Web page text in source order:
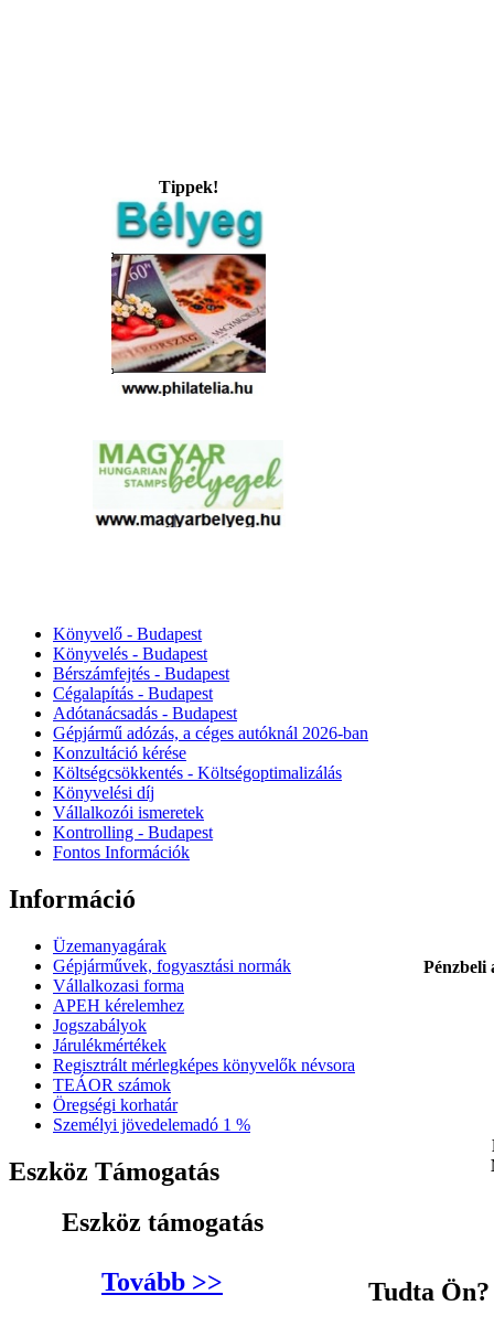
Tippek!
Könyvelő - Budapest
Könyvelés - Budapest
Bérszámfejtés - Budapest
Cégalapítás - Budapest
Adótanácsadás - Budapest
Gépjármű adózás, a céges autóknál 2026‑ban
Konzultáció kérése
Költségcsökkentés - Költségoptimalizálás
Könyvelési díj
Vállalkozói ismeretek
Kontrolling - Budapest
Fontos Információk
Információ
Üzemanyagárak
Gépjárművek, fogyasztási normák
Vállalkozasi forma
APEH kérelemhez
Jogszabályok
Járulékmértékek
Regisztrált mérlegképes könyvelők névsora
TEÁOR számok
Öregségi korhatár
Személyi jövedelemadó 1 %
Eszköz Támogatás
Eszköz támogatás
Tovább >>
Pénzbeli
Tudta Ön?